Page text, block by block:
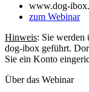
www.dog-
zum Webinar
Hinweis: Sie werden
dog-ibox geführt.
Sie ein Konto
Über das Webinar